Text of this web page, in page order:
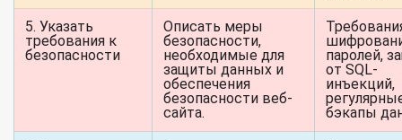
5. Указать
требования к
безопасности
Описать меры
безопасности,
необходимые для
защиты данных и
обеспечения
безопасности веб-
сайта.
паролей,
от SQL-
инъекций,
бэкапы